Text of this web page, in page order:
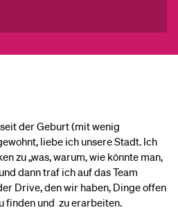
der Geburt (mit wenig
liebe ich unsere Stadt. Ich
zu „was, warum, wie könnte man,
dann traf ich auf das Team
Drive, den wir haben, Dinge offen
finden und zu erarbeiten.